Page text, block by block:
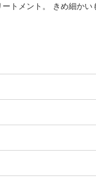
トメント。 きめ細か